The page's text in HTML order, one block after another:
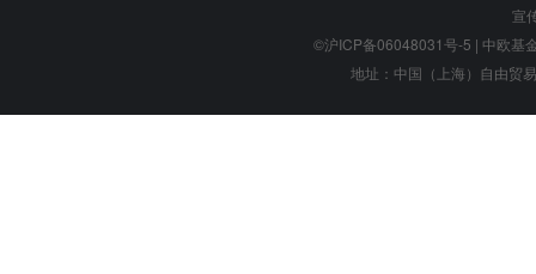
宣
©沪ICP备06048031号-5 | 中欧基
地址：中国（上海）自由贸